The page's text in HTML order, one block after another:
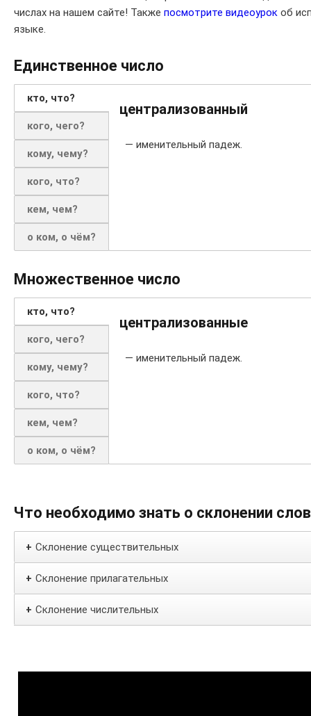
числах на нашем сайте! Также посмотрите видеоурок об
языке.
Единственное число
кто, что?
кого, чего?
кому, чему?
кого, что?
кем, чем?
о ком, о чём?
централизованный
— именительный падеж.
Множественное число
кто, что?
кого, чего?
кому, чему?
кого, что?
кем, чем?
о ком, о чём?
централизованные
— именительный падеж.
Что необходимо знать о склонении
+ Склонение существительных
+ Склонение прилагательных
+ Склонение числительных